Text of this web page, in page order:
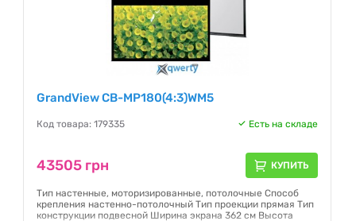
GrandView CB-MP180(4:3)WM5
Код товара: 179335 Есть на складе
43505 грн КУПИТЬ
Тип настенные, моторизированные, потолочные Способ
крепления настенно-потолочный Тип проекции прямая Тип
конструкции подвесной Ширина экрана 362 см Высота